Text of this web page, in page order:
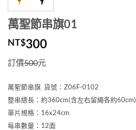
萬聖節串旗01
NT$300
訂價500元
萬聖節串旗 貨號：Z06F-0102
整串總長：約360cm(含左右留繩各約60cm)
單片規格：16x24cm
每串數量：12面